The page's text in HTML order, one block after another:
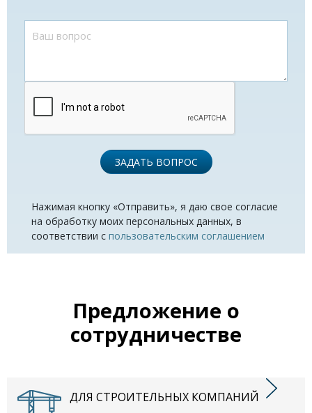
ЗАДАТЬ ВОПРОС
Нажимая кнопку «Отправить», я даю свое согласие
на обработку моих персональных данных, в
соответствии с пользовательским соглашением
Предложение о
сотрудничестве
ДЛЯ СТРОИТЕЛЬНЫХ КОМПАНИЙ